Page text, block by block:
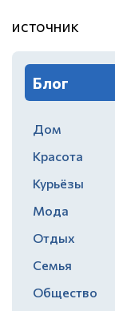
источник
Блог
Дом
Красота
Курьёзы
Мода
Отдых
Семья
Общество